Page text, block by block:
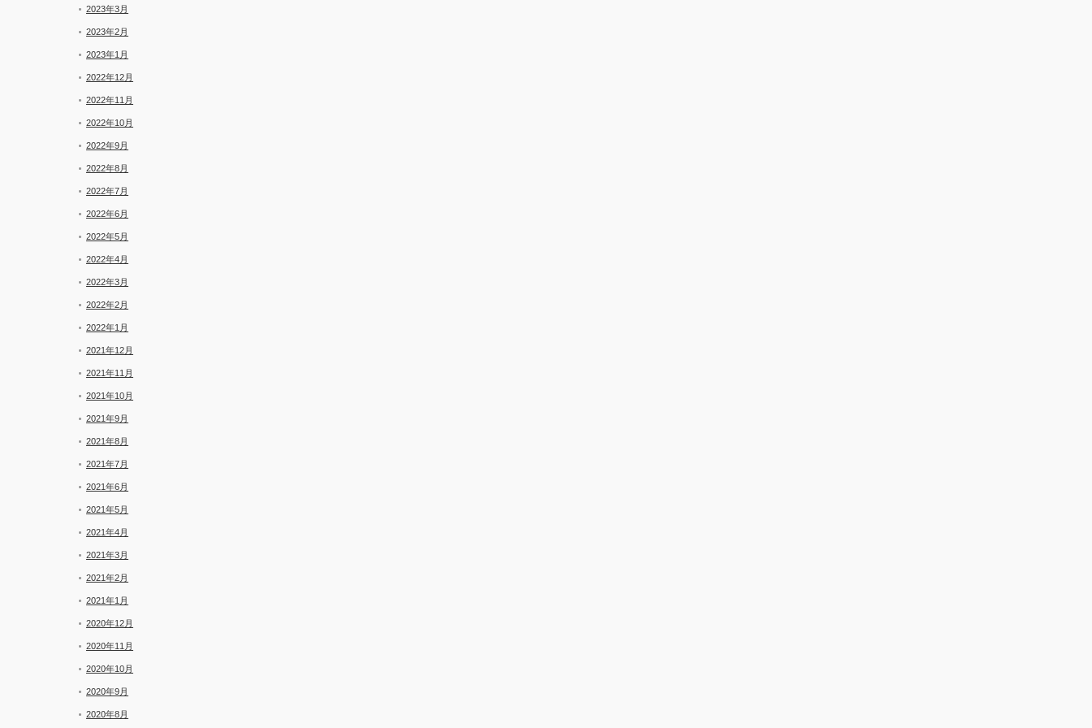
2023年3月
2023年2月
2023年1月
2022年12月
2022年11月
2022年10月
2022年9月
2022年8月
2022年7月
2022年6月
2022年5月
2022年4月
2022年3月
2022年2月
2022年1月
2021年12月
2021年11月
2021年10月
2021年9月
2021年8月
2021年7月
2021年6月
2021年5月
2021年4月
2021年3月
2021年2月
2021年1月
2020年12月
2020年11月
2020年10月
2020年9月
2020年8月